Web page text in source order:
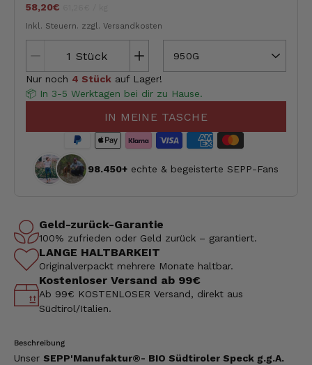
58,20€
Inkl. Steuern. zzgl. Versandkosten
Stück 950G
Nur noch 4 Stück auf Lager!
📦 In 3-5 Werktagen bei dir zu Hause.
IN MEINE TASCHE
98.450+ echte & begeisterte SEPP-Fans
Geld-zurück-Garantie
100% zufrieden oder Geld zurück – garantiert.
LANGE HALTBARKEIT
Originalverpackt mehrere Monate haltbar.
Kostenloser Versand ab 99€
Ab 99€ KOSTENLOSER Versand, direkt aus
Südtirol/Italien.
Beschreibung
Unser SEPP'Manufaktur®- BIO Südtiroler Speck g.g.A.